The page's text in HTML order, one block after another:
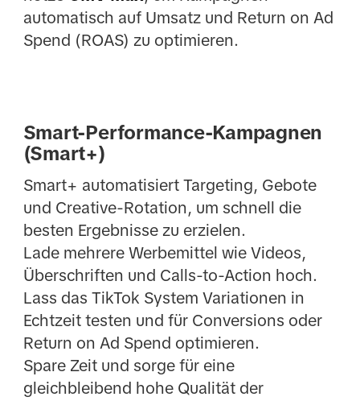
automatisch auf Umsatz und Return on Ad
Spend (ROAS) zu optimieren.
Smart-Performance-Kampagnen
(Smart+)
Smart+ automatisiert Targeting, Gebote
und Creative-Rotation, um schnell die
besten Ergebnisse zu erzielen.
Lade mehrere Werbemittel wie Videos,
Überschriften und Calls-to-Action hoch.
Lass das TikTok System Variationen in
Echtzeit testen und für Conversions oder
Return on Ad Spend optimieren.
Spare Zeit und sorge für eine
gleichbleibend hohe Qualität der